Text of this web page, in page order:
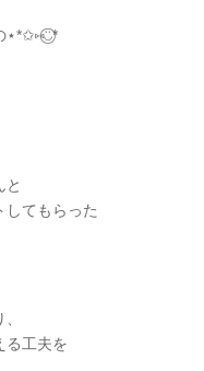
⋆*✩⑅◡̈⃝*
と
してもらった
る工夫を